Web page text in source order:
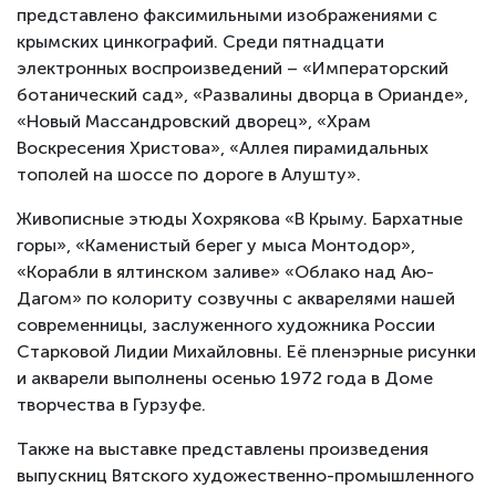
представлено факсимильными изображениями с
крымских цинкографий. Среди пятнадцати
электронных воспроизведений – «Императорский
ботанический сад», «Развалины дворца в Орианде»,
«Новый Массандровский дворец», «Храм
Воскресения Христова», «Аллея пирамидальных
тополей на шоссе по дороге в Алушту».
Живописные этюды Хохрякова «В Крыму. Бархатные
горы», «Каменистый берег у мыса Монтодор»,
«Корабли в ялтинском заливе» «Облако над Аю-
Дагом» по колориту созвучны с акварелями нашей
современницы, заслуженного художника России
Старковой Лидии Михайловны. Её пленэрные рисунки
и акварели выполнены осенью 1972 года в Доме
творчества в Гурзуфе.
Также на выставке представлены произведения
выпускниц Вятского художественно-промышленного